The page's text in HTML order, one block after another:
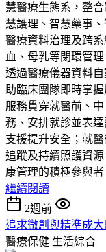
慧醫療生態系，整
慧護理、智慧藥事
醫療資料治理及跨
血、母乳等閉環管
透過醫療儀器資料
助臨床團隊即時掌
服務貫穿就醫前、
務、安排就診並表
支援提升安全；就
追蹤及持續照護資
康管理的積極參與者
繼續閱讀
2週前
追求微創與精準成
醫療保健 生活綜合